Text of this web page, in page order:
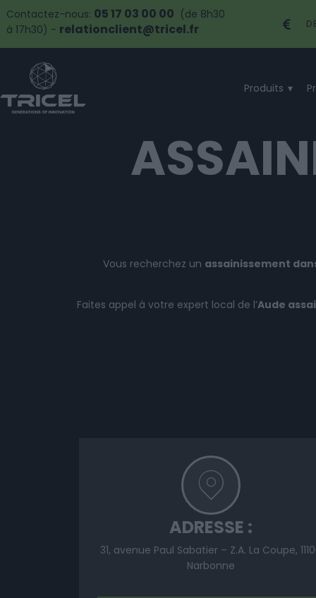
Contactez-nous: 05 17 03 00 00 (de 8h30
à 17h30) - relationclient@tricel.fr
Produits
Vous recherchez un assainissement dans
Faites appel à votre expert local de l’Aude
ADRESSE :
31, avenue Paul Sabatier – Z.A. La Coupe,
Narbonne